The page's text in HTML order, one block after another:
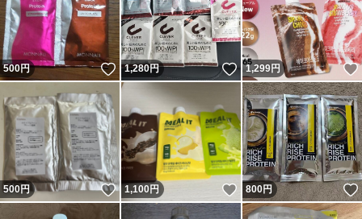
500円 いいね！
1,280円 いいね！
1,299円
500円 いいね！
1,100円 いいね！
800円